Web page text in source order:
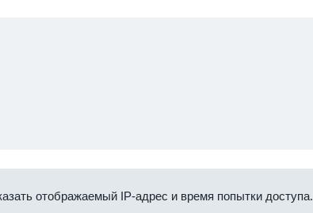
отображаемый IP-адрес и время попытки доступа.